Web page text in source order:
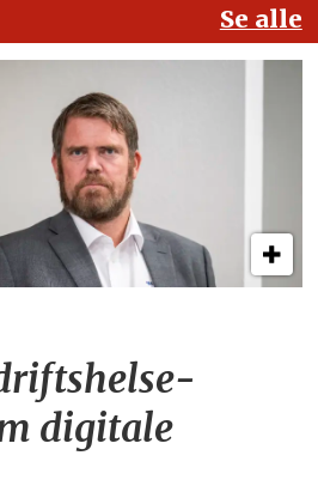
Se alle
digitale